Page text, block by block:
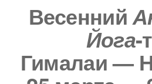
Весенний
Йога-
Гималаи —